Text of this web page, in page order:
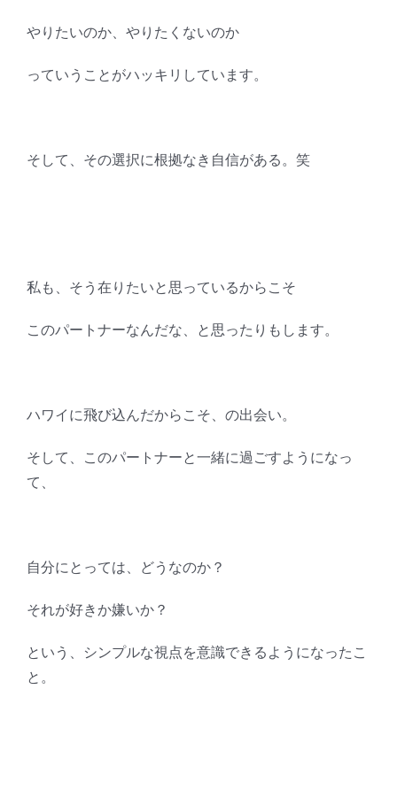
やりたいのか、やりたくないのか
っていうことがハッキリしています。
そして、その選択に根拠なき自信がある。笑
私も、そう在りたいと思っているからこそ
このパートナーなんだな、と思ったりもします。
ハワイに飛び込んだからこそ、の出会い。
そして、このパートナーと一緒に過ごすようになっ
て、
自分にとっては、どうなのか？
それが好きか嫌いか？
という、シンプルな視点を意識できるようになったこ
と。